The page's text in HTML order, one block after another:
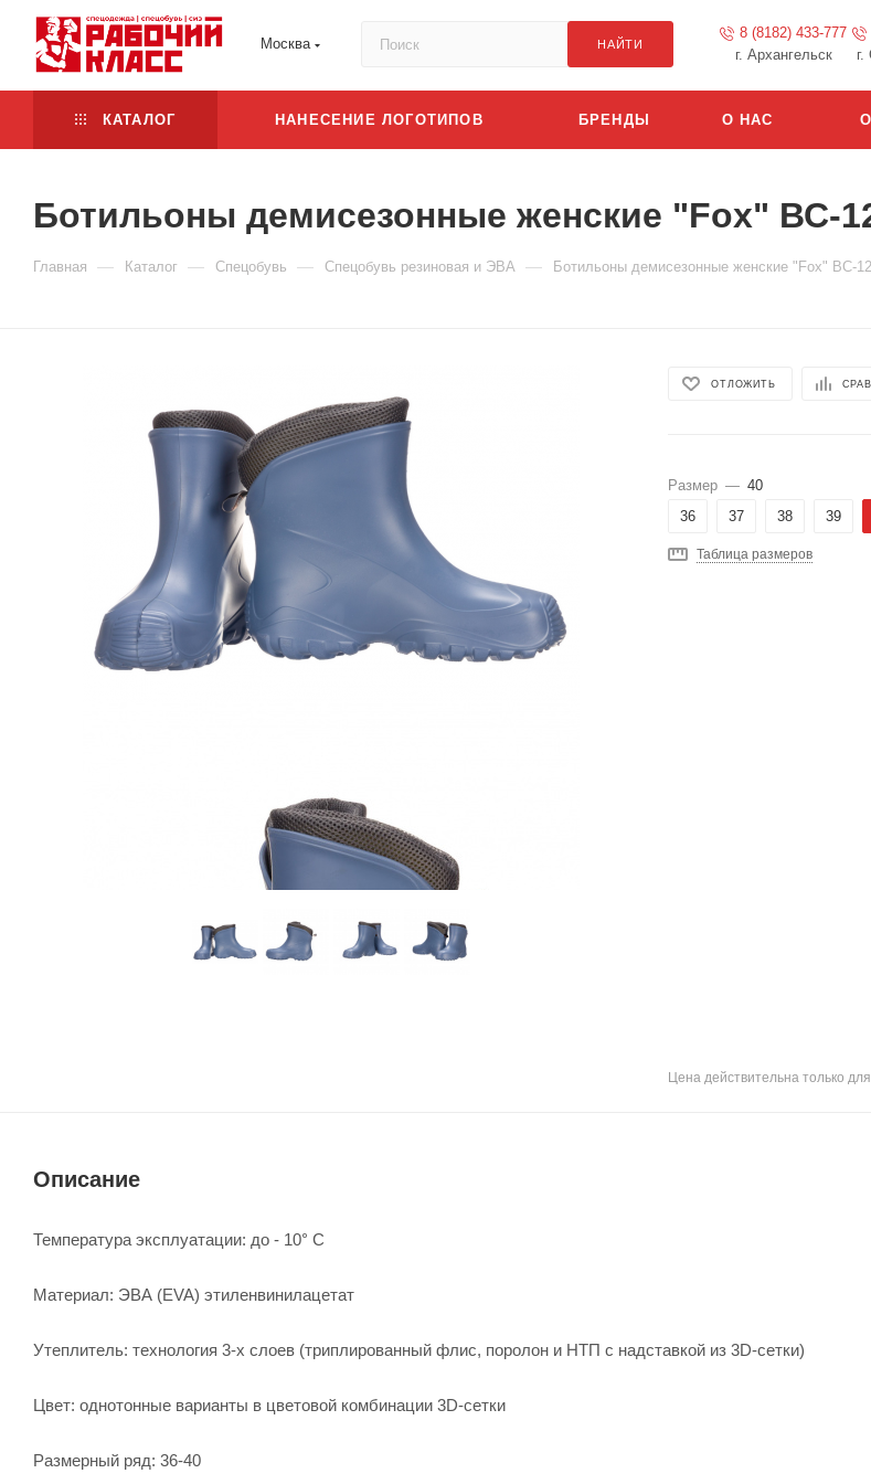
Москва НАЙТИ
8 (8182) 433-777
г. Архангельск
КАТАЛОГ НАНЕСЕНИЕ ЛОГОТИПОВ БРЕНДЫ О НАС
Ботильоны демисезонные женские "Fox" ВС-
Главная — Каталог — Спецобувь — Спецобувь резиновая и ЭВА — Ботильоны демисезонные женские "Fox" ВС-
ОТЛОЖИТЬ
Размер — 40
36
37 38 39
Таблица размеров
Цена действительна только
Описание
Температура эксплуатации: до - 10° С
Материал: ЭВА (EVA) этиленвинилацетат
Утеплитель: технология 3-х слоев (триплированный флис, поролон и НТП с надставкой из 3D-сетки)
Цвет: однотонные варианты в цветовой комбинации 3D-сетки
Размерный ряд: 36-40